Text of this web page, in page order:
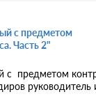
с предметом
Часть 2"
с предметом